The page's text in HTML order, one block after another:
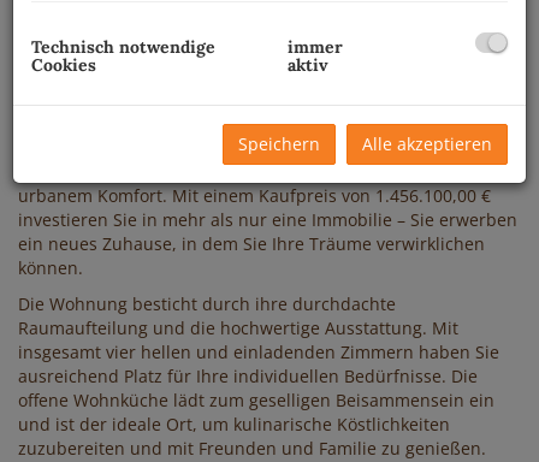
Beschreibung
Diese exklusive Gartenwohnung im Erdgeschoss bietet Ihnen
nicht nur großzügige 124,15 m² Wohnfläche, sondern auch
ein einmaliges Lebensgefühl inmitten von Natur und
urbanem Komfort. Mit einem Kaufpreis von 1.456.100,00 €
investieren Sie in mehr als nur eine Immobilie – Sie erwerben
ein neues Zuhause, in dem Sie Ihre Träume verwirklichen
können.
Die Wohnung besticht durch ihre durchdachte
Raumaufteilung und die hochwertige Ausstattung. Mit
insgesamt vier hellen und einladenden Zimmern haben Sie
ausreichend Platz für Ihre individuellen Bedürfnisse. Die
offene Wohnküche lädt zum geselligen Beisammensein ein
und ist der ideale Ort, um kulinarische Köstlichkeiten
zuzubereiten und mit Freunden und Familie zu genießen.
Technisch notwendige
Cookies
immer
aktiv
Speichern Alle akzeptieren